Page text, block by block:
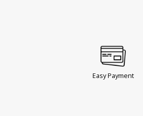
Easy Payment